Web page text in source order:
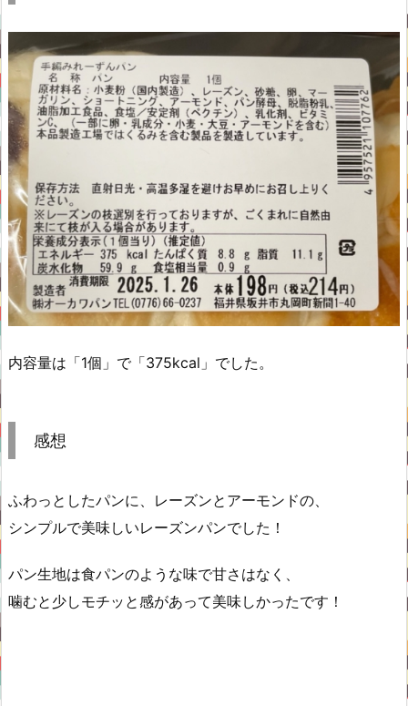
内容量は「1個」で「375kcal」でした。
感想
ふわっとしたパンに、レーズンとアーモンドの、
シンプルで美味しいレーズンパンでした！
パン生地は食パンのような味で甘さはなく、
噛むと少しモチッと感があって美味しかったです！